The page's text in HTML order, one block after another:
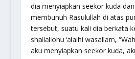
dia menyiapkan seekor kuda
membunuh Rasulullah di atas
tersebut, suatu kali dia berkata
shallallohu ‘alaihi wasallam,
aku menyiapkan seekor kuda,